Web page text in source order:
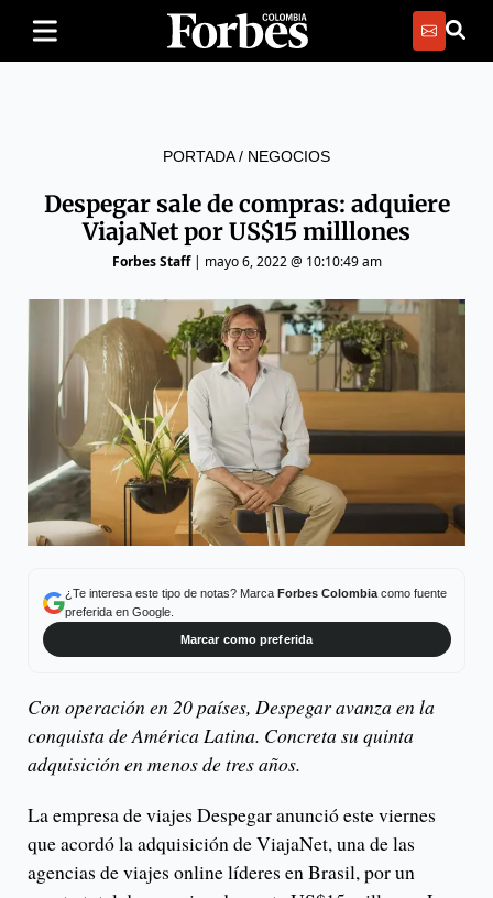
PORTADA/ NEGOCIOS
Despegar sale de compras: adquiere
ViajaNet por US$15 milllones
Forbes Staff| mayo 6, 2022 @ 10:10:49 am
¿Te interesa este tipo de notas? Marca Forbes Colombiacomo fuente
preferida en Google.
Marcar como preferida
Con operación en 20 países, Despegar avanza en la
conquista de América Latina. Concreta su quinta
adquisición en menos de tres años.
La empresa de viajes Despegar anunció este viernes
que acordó la adquisición de ViajaNet, una de las
agencias de viajes online líderes en Brasil, por un